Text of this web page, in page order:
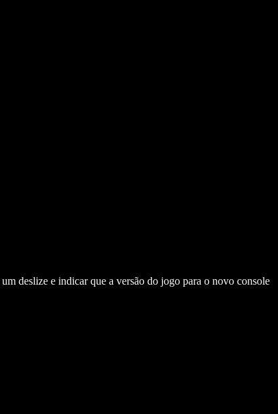
deslize e indicar que a versão do jogo para o novo console